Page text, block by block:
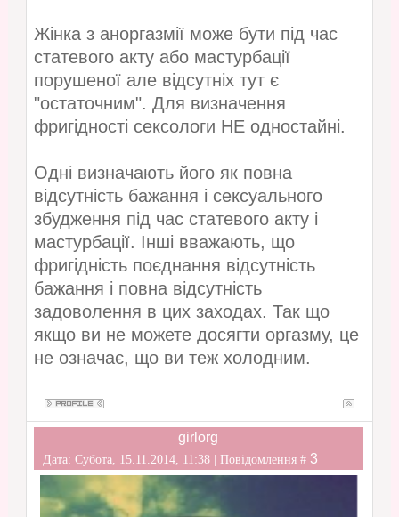
Жінка з аноргазмії може бути під час
статевого акту або мастурбації
порушеної але відсутніх тут є
"остаточним". Для визначення
фригідності сексологи НЕ одностайні.
Одні визначають його як повна
відсутність бажання і сексуального
збудження під час статевого акту і
мастурбації. Інші вважають, що
фригідність поєднання відсутність
бажання і повна відсутність
задоволення в цих заходах. Так що
якщо ви не можете досягти оргазму, це
не означає, що ви теж холодним.
girlorg
Дата: Субота, 15.11.2014, 11:38 | Повідомлення # 3